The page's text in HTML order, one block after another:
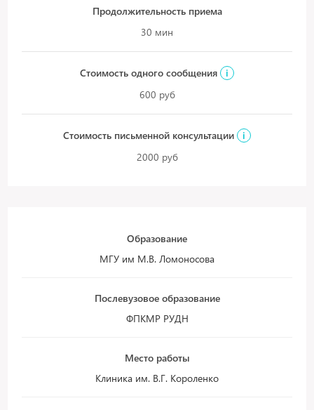
Продолжительность приема
30 мин
Стоимость одного сообщения
i
600 руб
Стоимость письменной консультации
i
2000 руб
Образование
МГУ им М.В. Ломоносова
Послевузовое образование
ФПКМР РУДН
Место работы
Клиника им. В.Г. Короленко